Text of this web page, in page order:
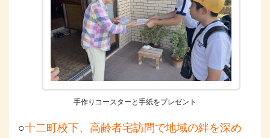
手作りコースターと手紙をプレゼント
○十二町校下、高齢者宅訪問で地域の絆を深め